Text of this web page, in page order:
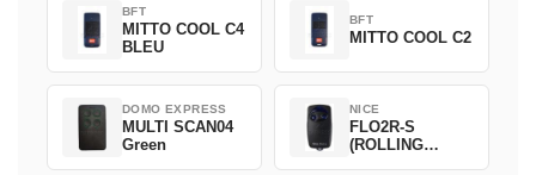
BFT
MITTO COOL C4
BLEU
BFT
MITTO COOL C2
DOMO EXPRESS
MULTI SCAN04
Green
NICE
FLO2R-S
(ROLLING